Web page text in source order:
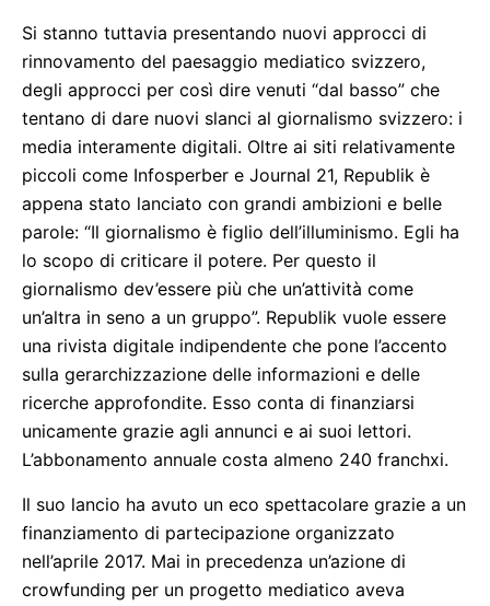
Si stanno tuttavia presentando nuovi approcci di
rinnovamento del paesaggio mediatico svizzero,
degli approcci per così dire venuti “dal basso” che
tentano di dare nuovi slanci al giornalismo svizzero: i
media interamente digitali. Oltre ai siti relativamente
piccoli come Infosperber e Journal 21, Republik è
appena stato lanciato con grandi ambizioni e belle
parole: “Il giornalismo è figlio dell’illuminismo. Egli ha
lo scopo di criticare il potere. Per questo il
giornalismo dev’essere più che un’attività come
un’altra in seno a un gruppo”. Republik vuole essere
una rivista digitale indipendente che pone l’accento
sulla gerarchizzazione delle informazioni e delle
ricerche approfondite. Esso conta di finanziarsi
unicamente grazie agli annunci e ai suoi lettori.
L’abbonamento annuale costa almeno 240 franchxi.
Il suo lancio ha avuto un eco spettacolare grazie a un
finanziamento di partecipazione organizzato
nell’aprile 2017. Mai in precedenza un’azione di
crowfunding per un progetto mediatico aveva